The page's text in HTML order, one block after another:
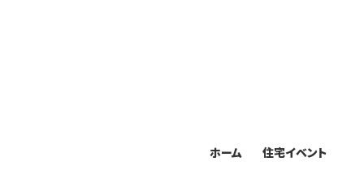
ホーム 住宅イベント